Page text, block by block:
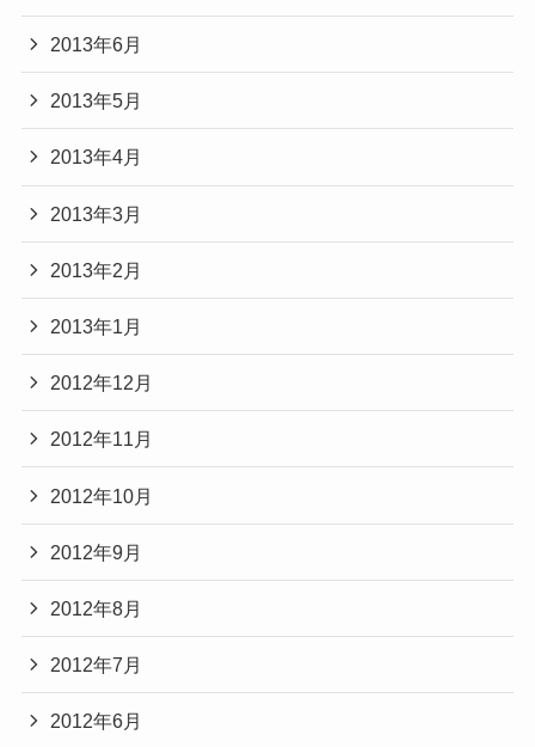
2013年6月
2013年5月
2013年4月
2013年3月
2013年2月
2013年1月
2012年12月
2012年11月
2012年10月
2012年9月
2012年8月
2012年7月
2012年6月